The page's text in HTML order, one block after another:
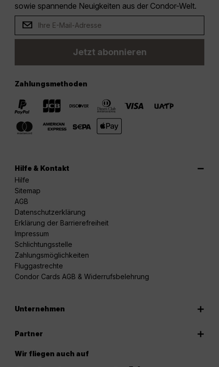
sowie spannende Neuigkeiten aus der Condor-Welt.
Jetzt abonnieren
Zahlungsmethoden
Hilfe & Kontakt
Hilfe
Sitemap
AGB
Datenschutzerklärung
Erklärung der Barrierefreiheit
Impressum
Schlichtungsstelle
Zahlungsmöglichkeiten
Fluggastrechte
Condor Cards AGB & Widerrufsbelehrung
Unternehmen
Partner
Wir fliegen auch auf